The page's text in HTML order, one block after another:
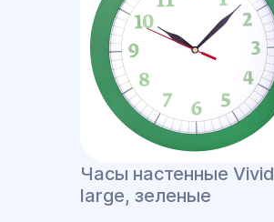
Часы настенные Vivid
large, зеленые